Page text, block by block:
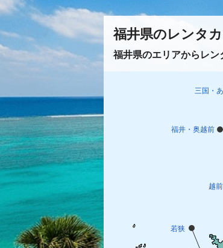
福井県のレンタ
福井県のエリアからレン
三国・
福井・奥越前
越前
若狭